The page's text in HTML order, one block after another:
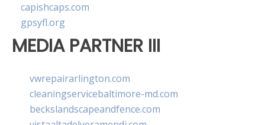
capishcaps.com
gpsyfl.org
MEDIA PARTNER III
vwrepairarlington.com
cleaningservicebaltimore-md.com
beckslandscapeandfence.com